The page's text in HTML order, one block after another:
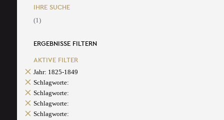
IHRE SUCHE
(1)
ERGEBNISSE FILTERN
AKTIVE FILTER
Jahr: 1825-1849
Schlagworte:
Schlagworte:
Schlagworte:
Schlagworte: